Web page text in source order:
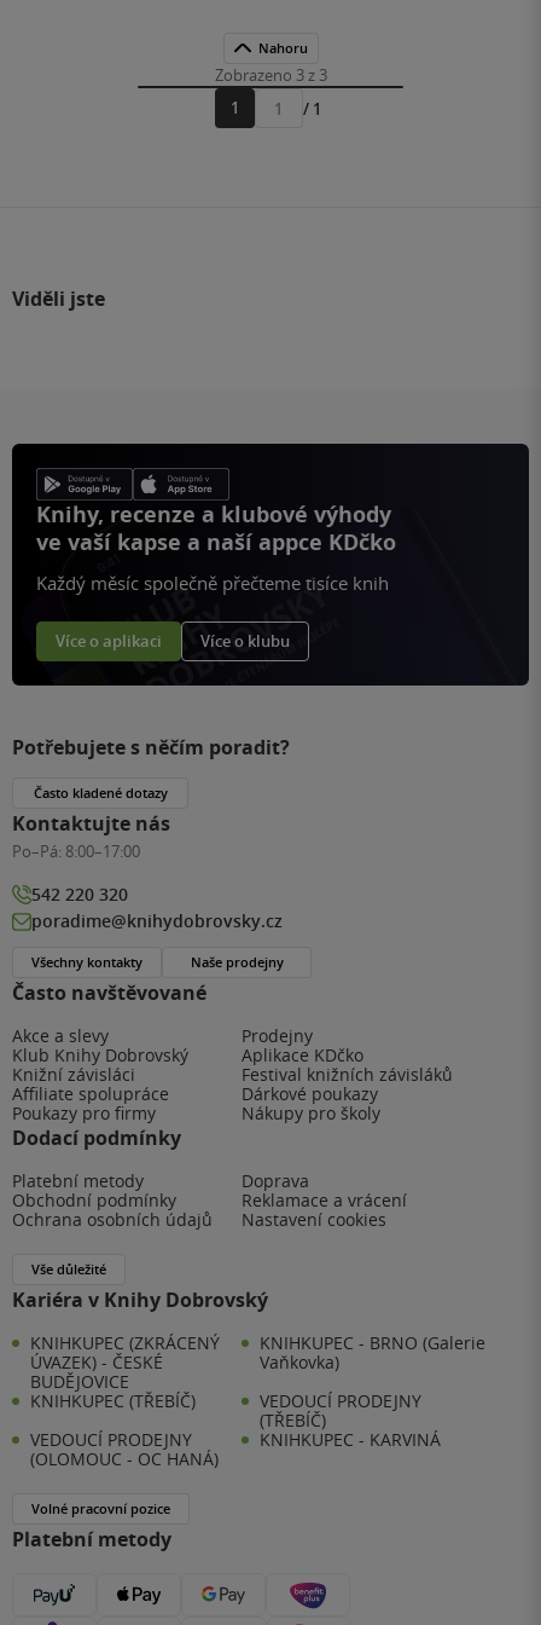
Nahoru
Zobrazeno 3 z 3
1
Přejít
/ 1
Viděli jste
Knihy, recenze a klubové výhody
ve vaší kapse a naší appce KDčko
Každý měsíc společně přečteme tisíce knih
Více o aplikaci Více o klubu
Často navštěvované
Akce a slevy
Prodejny
Klub Knihy Dobrovský
Aplikace KDčko
Knižní závisláci
Festival knižních závisláků
Affiliate spolupráce
Dárkové poukazy
Poukazy pro firmy
Nákupy pro školy
Dodací podmínky
Platební metody
Doprava
Obchodní podmínky
Reklamace a vrácení
Ochrana osobních údajů
Nastavení cookies
Vše důležité
Kariéra v Knihy Dobrovský
KNIHKUPEC (ZKRÁCENÝ
ÚVAZEK) - ČESKÉ
BUDĚJOVICE
KNIHKUPEC - BRNO (Galerie
Vaňkovka)
KNIHKUPEC (TŘEBÍČ)
VEDOUCÍ PRODEJNY
(TŘEBÍČ)
VEDOUCÍ PRODEJNY
(OLOMOUC - OC HANÁ)
KNIHKUPEC - KARVINÁ
Volné pracovní pozice
Platební metody
Potřebujete s něčím poradit?
Často kladené dotazy
Kontaktujte nás
Po–Pá: 8:00–17:00
542 220 320
poradime@knihydobrovsky.cz
Všechny kontakty Naše prodejny